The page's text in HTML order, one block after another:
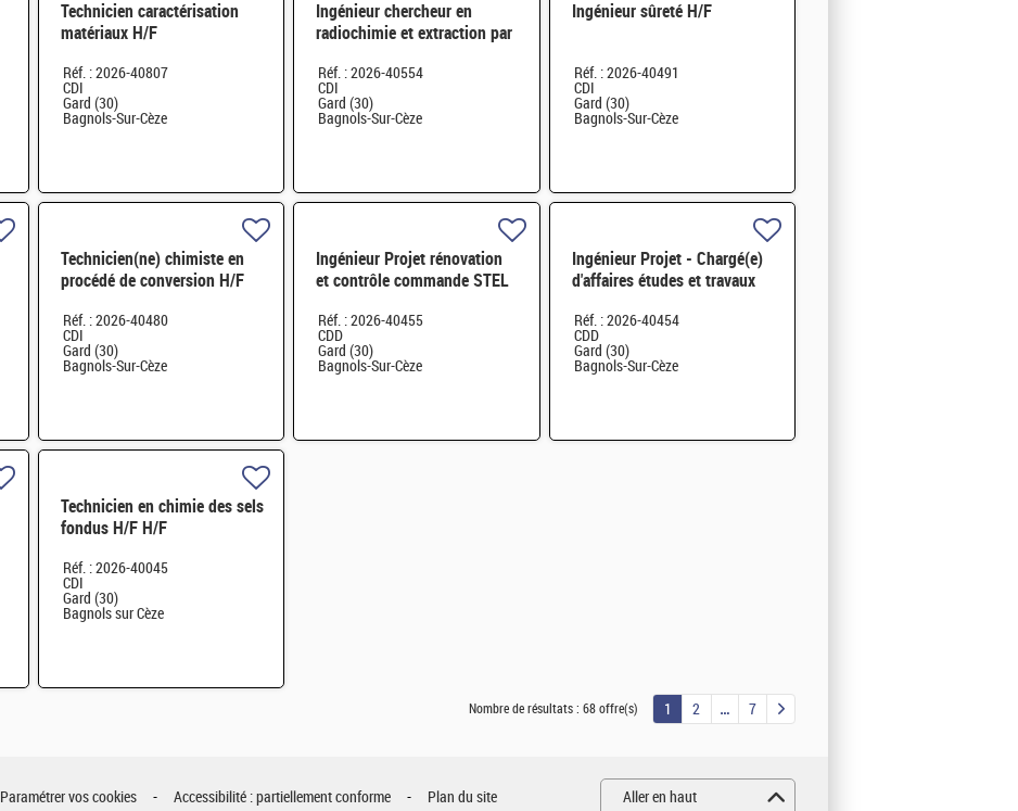
Technicien caractérisation
matériaux H/F
Réf. : 2026-40807
CDI
Gard (30)
Bagnols-Sur-Cèze
Ingénieur chercheur en
radiochimie et extraction par
Réf. : 2026-40554
CDI
Gard (30)
Bagnols-Sur-Cèze
Ingénieur sûreté H/F
Réf. : 2026-40491
CDI
Gard (30)
Bagnols-Sur-Cèze
Technicien(ne) chimiste en
procédé de conversion H/F
Réf. : 2026-40480
CDI
Gard (30)
Bagnols-Sur-Cèze
Ingénieur Projet rénovation
et contrôle commande STEL
Réf. : 2026-40455
CDD
Gard (30)
Bagnols-Sur-Cèze
Ingénieur Projet - Chargé(e)
d'affaires études et travaux
Réf. : 2026-40454
CDD
Gard (30)
Bagnols-Sur-Cèze
Technicien en chimie des sels
fondus H/F H/F
Réf. : 2026-40045
CDI
Gard (30)
Bagnols sur Cèze
Nombre de résultats : 68 offre(s) 1 2 7
Paramétrer vos cookies Accessibilité : partiellement conforme Plan du site Aller en haut